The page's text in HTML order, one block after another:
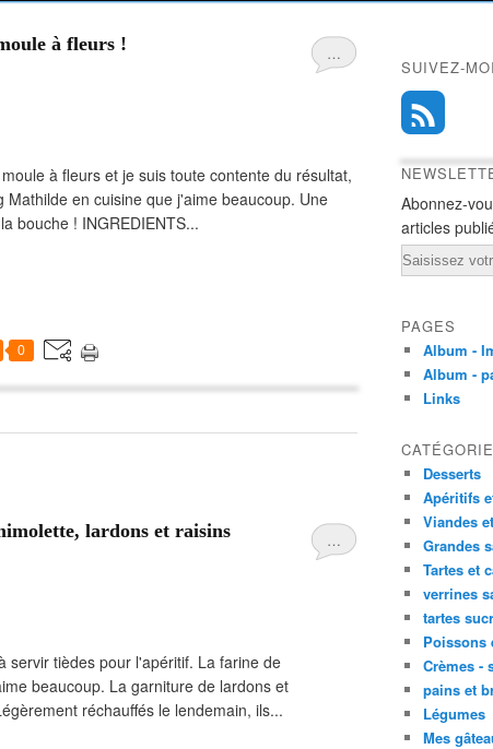
…
à fleurs !
à fleurs et je suis toute contente du résultat,
en cuisine que j'aime beaucoup. Une
bouche ! INGREDIENTS...
0
…
lardons et raisins
servir tièdes pour l'apéritif. La farine de
beaucoup. La garniture de lardons et
réchauffés le lendemain, ils...
SUIVEZ-MOI
Abonnez-
articles
Email
PAGES
Album -
Album -
Links
Desserts
Apéritifs
Viandes
Grandes
Tartes et
verrines
tartes
Poissons
Crèmes -
pains et
Légumes
Mes